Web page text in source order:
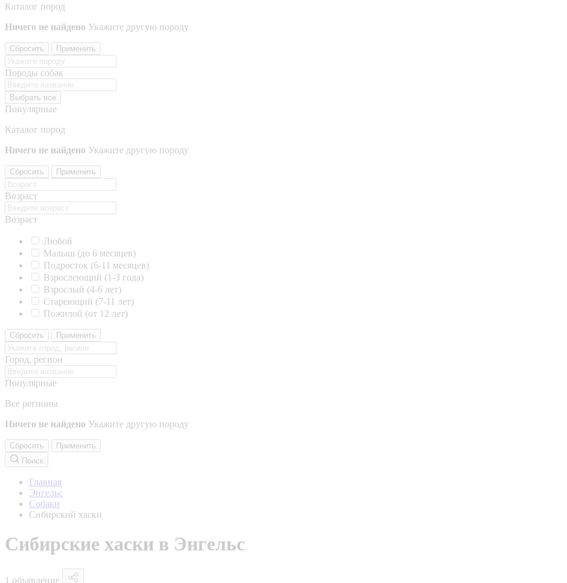
Каталог пород
Ничего не найдено Укажите другую породу
Сбросить Применить
Породы собак
Выбрать все
Популярные
Каталог пород
Ничего не найдено Укажите другую породу
Сбросить Применить
Возраст
Возраст
Любой
Малыш (до 6 месяцев)
Подросток (6-11 месяцев)
Взрослеющий (1-3 года)
Взрослый (4-6 лет)
Стареющий (7-11 лет)
Пожилой (от 12 лет)
Сбросить Применить
Город, регион
Популярные
Все регионы
Ничего не найдено Укажите другую породу
Сбросить
Применить
Поиск
Главная
Энгельс
Собаки
Сибирский хаски
Сибирские хаски в Энгельс
1 объявление